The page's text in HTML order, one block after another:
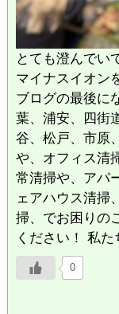
とても澄んでい
マイナスイオン
ブログの最後に
葉、浦安、四街
谷、松戸、市原
や、オフィス清
常清掃や、アパ
ェアハウス清掃
掃、でお困りの
ください！ 私
0